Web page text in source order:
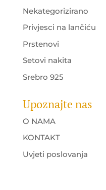
Nekategorizirano
Privjesci na lančiću
Prstenovi
Setovi nakita
Srebro 925
Upoznajte nas
O NAMA
KONTAKT
Uvjeti poslovanja